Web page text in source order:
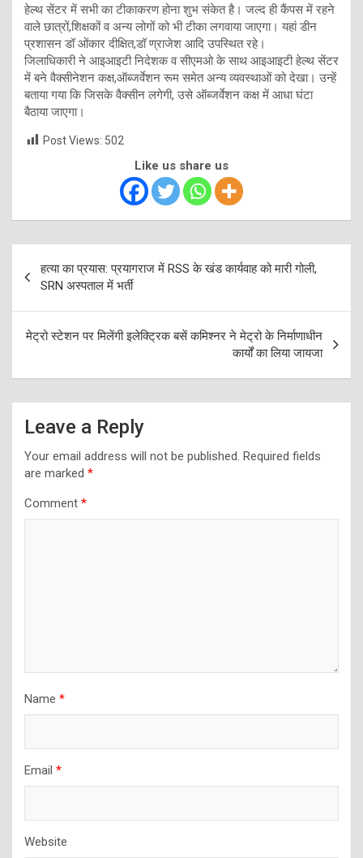
हेल्थ सेंटर में सभी का टीकाकरण होना शुभ संकेत है। जल्द ही कैंपस में रहने
वाले छात्रों,शिक्षकों व अन्य लोगों को भी टीका लगवाया जाएगा। यहां डीन
प्रशासन डॉ ओंकार दीक्षित,डॉ ण्राजेश आदि उपस्थित रहे।
जिलाधिकारी ने आइआइटी निदेशक व सीएमओ के साथ आइआइटी हेल्थ सेंटर
में बने वैक्सीनेशन कक्ष,ऑब्जर्वेशन रूम समेत अन्य व्यवस्थाओं को देखा। उन्हें
बताया गया कि जिसके वैक्सीन लगेगी, उसे ऑब्जर्वेशन कक्ष में आधा घंटा
बैठाया जाएगा।
Post Views: 502
Like us share us
navigation
हत्या का प्रयास: प्रयागराज में RSS के खंड कार्यवाह को मारी गोली,
SRN अस्‍पताल में भर्ती
मेट्रो स्टेशन पर मिलेंगी इलेक्ट्रिक बसें कमिश्नर ने मेट्रो के निर्माणाधीन
कार्यों का लिया जायजा
Leave a Reply
Your email address will not be published. Required fields
are marked *
Comment *
Name *
Email *
Website